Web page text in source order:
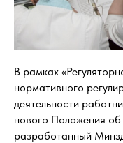
B рамках
нормативного
деятельности
нового Положения об
разработанный